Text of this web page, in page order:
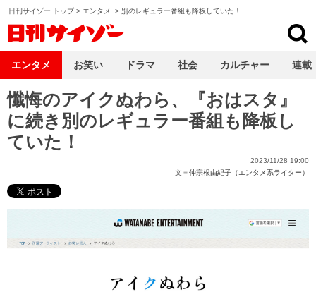
日刊サイゾー トップ> エンタメ > 別のレギュラー番組も降板していた！
懺悔のアイクぬわら、『おはスタ』
に続き別のレギュラー番組も降板し
ていた！
2023/11/28 19:00
文＝仲宗根由紀子（エンタメ系ライター）
エンタメ お笑い ドラマ 社会 カルチャー 連載